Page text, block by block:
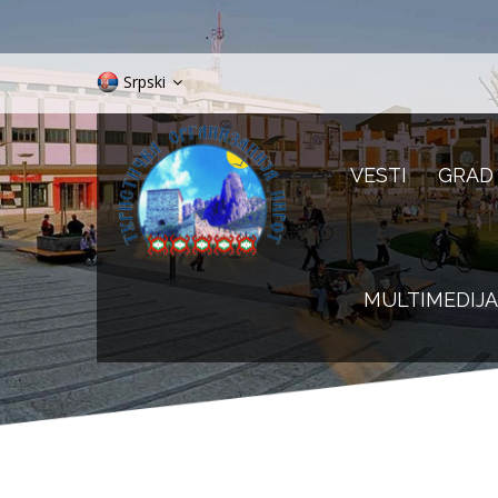
Srpski
VESTI
MULTIMEDIJA